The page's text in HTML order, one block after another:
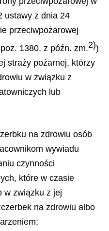
ustawy z dnia 24
przeciwpożarowej
1380, z późn. zm.2))
straży pożarnej, którzy
w związku z
lub
na zdrowiu osób
wywiadu
czynności
które w czasie
w związku z jej
na zdrowiu albo